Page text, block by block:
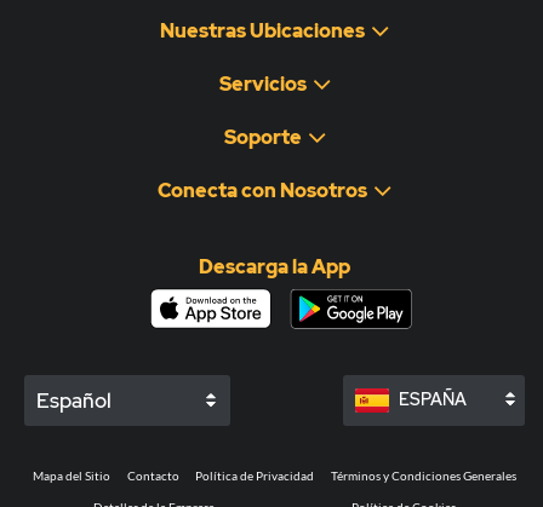
Nuestras Ubicaciones
Servicios
Soporte
Conecta con Nosotros
Descarga la App
Español ESPAÑA
Mapa del Sitio Contacto Política de Privacidad Términos y Condiciones Generales